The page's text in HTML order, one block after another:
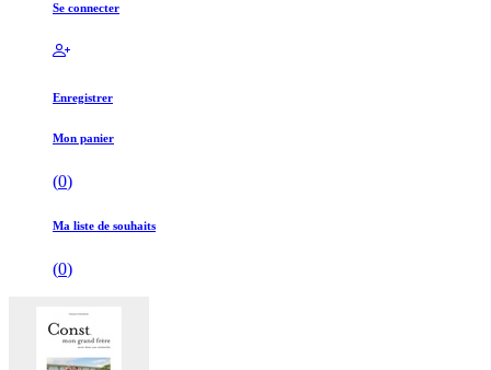
Se connecter
Enregistrer
Mon panier
(0)
Ma liste de souhaits
(0)